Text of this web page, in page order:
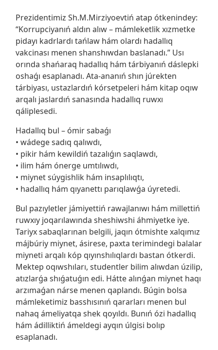
Prezidentimiz Sh.M.Mirziyoevtiń atap ótkenindey:
“Korrupciyanıń aldın alıw – mámleketlik xızmetke
pidayı kadrlardı tańlaw hám olardı hadallıq
vakcinası menen shanshıwdan baslanadı.” Usı
orında shańaraq hadallıq hám tárbiyanıń dáslepki
oshaǵı esaplanadı. Ata-ananıń shın júrekten
tárbiyası, ustazlardıń kórsetpeleri hám kitap oqıw
arqalı jaslardıń sanasında hadallıq ruwxı
qáliplesedi.
Hadallıq bul – ómir sabaǵı
• wádege sadıq qalıwdı,
• pikir hám kewildiń tazalıǵın saqlawdı,
• ilim hám ónerge umtılıwdı,
• miynet súygishlik hám insaplılıqtı,
• hadallıq hám qıyanettı parıqlawǵa úyretedi.
Bul pazıyletler jámiyettiń rawajlanıwı hám millettiń
ruwxıy joqarılawında sheshiwshi áhmiyetke iye.
Tariyx sabaqlarınan belgili, jaqın ótmishte xalqımız
májbúriy miynet, ásirese, paxta terimindegi balalar
miyneti arqalı kóp qıyınshılıqlardı bastan ótkerdi.
Mektep oqıwshıları, studentler bilim alıwdan úzilip,
atızlarǵa shıǵatuǵın edi. Hátte alınǵan miynet haqı
arzımaǵan nárse menen qaplandı. Búgin bolsa
mámleketimiz basshısınıń qararları menen bul
nahaq ámeliyatqa shek qoyıldı. Bunıń ózi hadallıq
hám ádilliktiń ámeldegi ayqın úlgisi bolıp
esaplanadı.